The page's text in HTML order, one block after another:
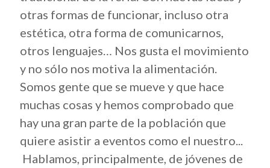
otras formas de funcionar, incluso otra
estética, otra forma de comunicarnos,
otros lenguajes… Nos gusta el movimiento
y no sólo nos motiva la alimentación.
Somos gente que se mueve y que hace
muchas cosas y hemos comprobado que
hay una gran parte de la población que
quiere asistir a eventos como el nuestro...
Hablamos, principalmente, de jóvenes de